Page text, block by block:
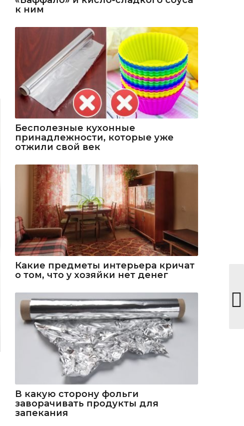
к ним
Бесполезные кухонные
принадлежности, которые уже
отжили свой век
Какие предметы интерьера кричат
о том, что у хозяйки нет денег
В какую сторону фольги
заворачивать продукты для
запекания